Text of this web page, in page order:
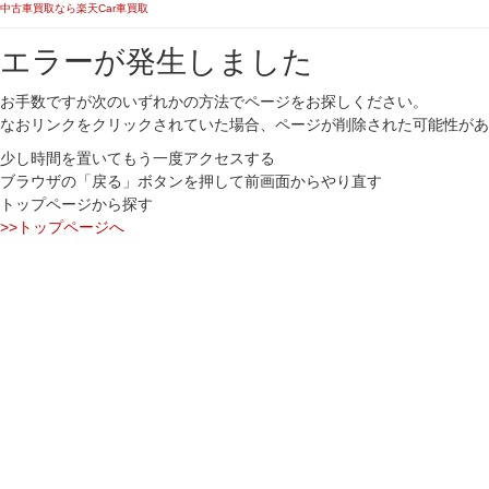
中古車買取なら楽天Car車買取
エラーが発生しました
お手数ですが次のいずれかの方法でページをお探しください。
なおリンクをクリックされていた場合、ページが削除された可能性が
少し時間を置いてもう一度アクセスする
ブラウザの「戻る」ボタンを押して前画面からやり直す
トップページから探す
>>トップページへ